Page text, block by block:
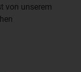
von unserem